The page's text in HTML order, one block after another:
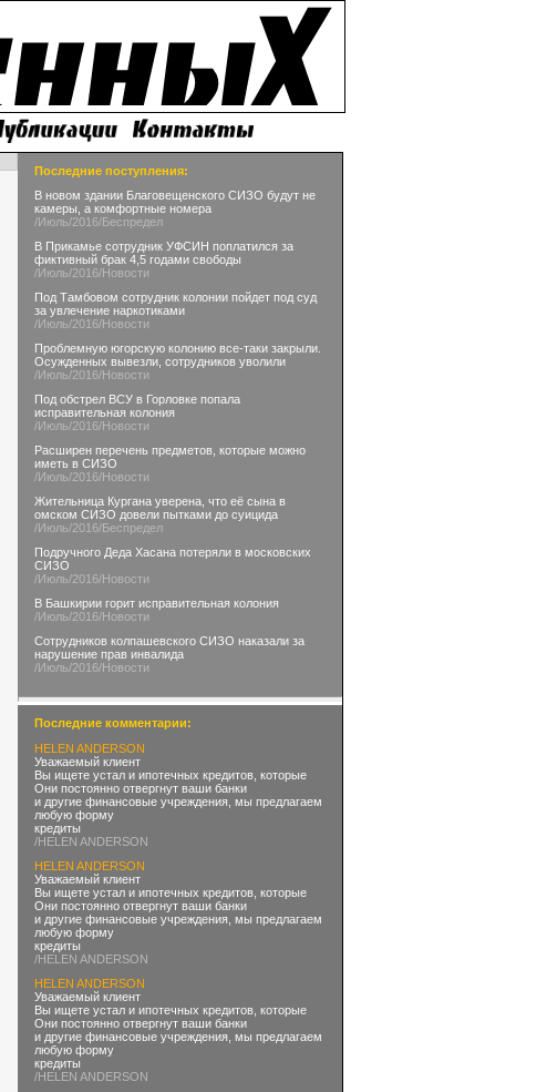
Последние поступления:
В новом здании Благовещенского СИЗО будут не
камеры, а комфортные номера
/Июль/2016/Беспредел
В Прикамье сотрудник УФСИН поплатился за
фиктивный брак 4,5 годами свободы
/Июль/2016/Новости
Под Тамбовом сотрудник колонии пойдет под суд
за увлечение наркотиками
/Июль/2016/Новости
Проблемную югорскую колонию все-таки закрыли.
Осужденных вывезли, сотрудников уволили
/Июль/2016/Новости
Под обстрел ВСУ в Горловке попала
исправительная колония
/Июль/2016/Новости
Расширен перечень предметов, которые можно
иметь в СИЗО
/Июль/2016/Новости
Жительница Кургана уверена, что её сына в
омском СИЗО довели пытками до суицида
/Июль/2016/Беспредел
Подручного Деда Хасана потеряли в московских
СИЗО
/Июль/2016/Новости
В Башкирии горит исправительная колония
/Июль/2016/Новости
Сотрудников колпашевского СИЗО наказали за
нарушение прав инвалида
/Июль/2016/Новости
Последние комментарии:
HELEN ANDERSON
Уважаемый клиент
Вы ищете устал и ипотечных кредитов, которые
Они постоянно отвергнут ваши банки
и другие финансовые учреждения, мы предлагаем
любую форму
кредиты
/HELEN ANDERSON
HELEN ANDERSON
Уважаемый клиент
Вы ищете устал и ипотечных кредитов, которые
Они постоянно отвергнут ваши банки
и другие финансовые учреждения, мы предлагаем
любую форму
кредиты
/HELEN ANDERSON
HELEN ANDERSON
Уважаемый клиент
Вы ищете устал и ипотечных кредитов, которые
Они постоянно отвергнут ваши банки
и другие финансовые учреждения, мы предлагаем
любую форму
кредиты
/HELEN ANDERSON